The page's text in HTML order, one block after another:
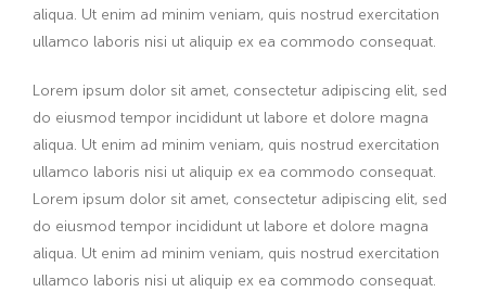
aliqua. Ut enim ad minim veniam, quis nostrud exercitation
ullamco laboris nisi ut aliquip ex ea commodo consequat.
Lorem ipsum dolor sit amet, consectetur adipiscing elit, sed
do eiusmod tempor incididunt ut labore et dolore magna
aliqua. Ut enim ad minim veniam, quis nostrud exercitation
ullamco laboris nisi ut aliquip ex ea commodo consequat.
Lorem ipsum dolor sit amet, consectetur adipiscing elit, sed
do eiusmod tempor incididunt ut labore et dolore magna
aliqua. Ut enim ad minim veniam, quis nostrud exercitation
ullamco laboris nisi ut aliquip ex ea commodo consequat.